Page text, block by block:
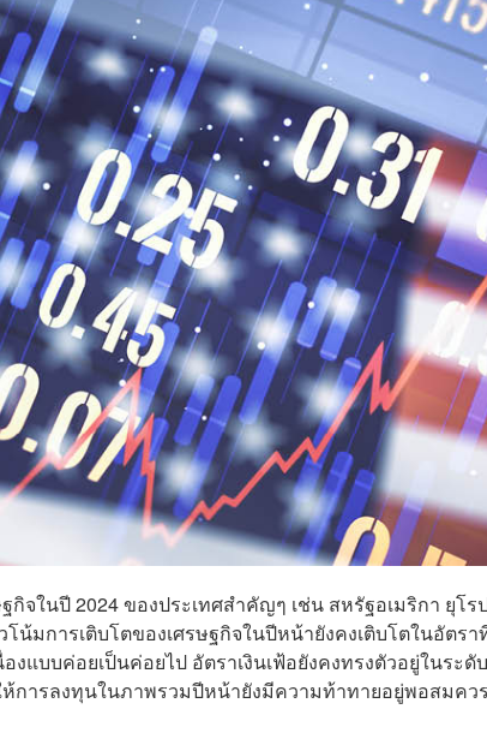
จในปี 2024 ของประเทศสำคัญๆ เช่น สหรัฐอเมริกา ยุโร
น้มการเติบโตของเศรษฐกิจในปีหน้ายังคงเติบโตในอัตรา
แบบค่อยเป็นค่อยไป อัตราเงินเฟ้อยังคงทรงตัวอยู่ในระดั
ห้การลงทุนในภาพรวมปีหน้ายังมีความท้าทายอยู่พอสมค